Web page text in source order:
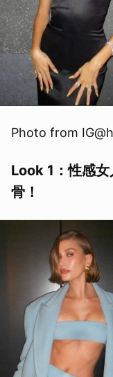
Photo from
Look 1：性感
骨！